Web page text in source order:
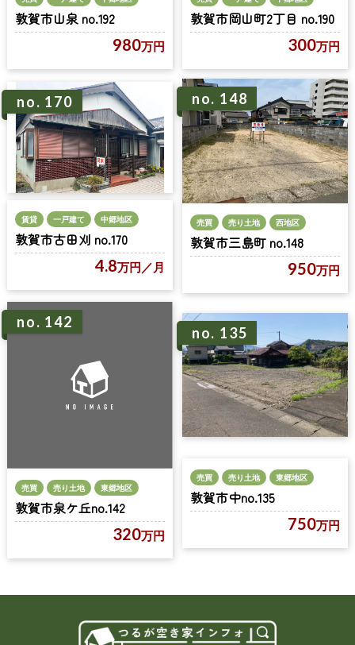
敦賀市山泉 no.192
980万円
敦賀市岡山町2丁目 no.190
300万円
no. 170
賃貸 一戸建て 中郷地区
敦賀市古田刈 no.170
4.8万円 ／月
no. 148
売買 売り土地 西地区
敦賀市三島町 no.148
950万円
no. 142
売買 売り土地 東郷地区
敦賀市泉ケ丘no.142
320万円
no. 135
売買 売り土地 東郷地区
敦賀市中no.135
750万円